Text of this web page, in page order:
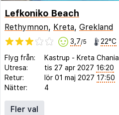
Lefkoniko Beach
Rethymnon, Kreta, Grekland
3,7/5 22°C
Flyg från: Kastrup - Kreta Chania
Utresa:
tis 27 apr 2027 16:20
Retur:
lör 01 maj 2027 17:50
Nätter:
4
Fler val